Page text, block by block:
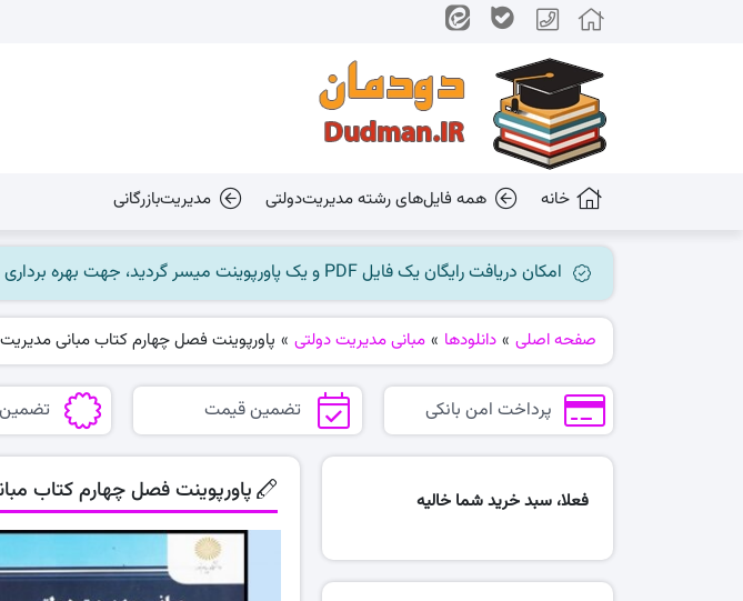
خانه همه فایل‌های رشته مدیریت‌دولتی مدیریت‌بازرگانی
امکان دریافت رایگان یک فایل PDF و یک پاورپوینت میسر گردید، جهت بهره برداری به کانال ما در پیام رسان بله مراجعه کنید @dudman_ir
صفحه اصلی » دانلودها » مبانی مدیریت دولتی » پاورپوینت فصل چهارم کتاب مبانی
پرداخت امن بانکی تضمین قیمت
پاورپوینت فصل چهارم کتاب فعلا، سبد خرید شما خالیه